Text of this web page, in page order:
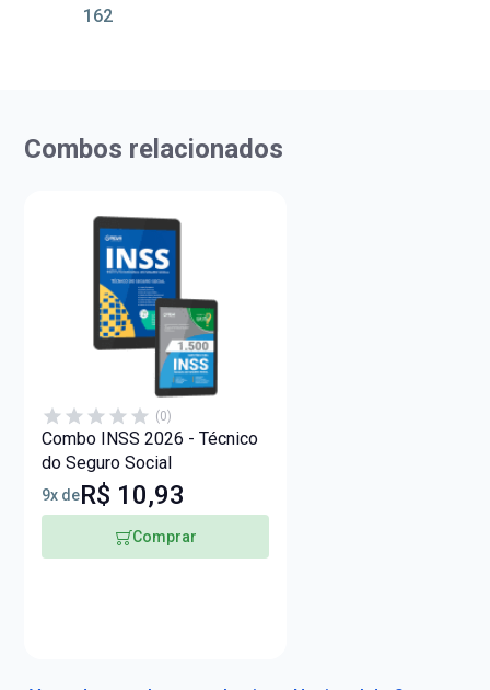
162
Combos relacionados
(0)
Combo INSS 2026 - Técnico
do Seguro Social
9x deR$ 10,93
Comprar